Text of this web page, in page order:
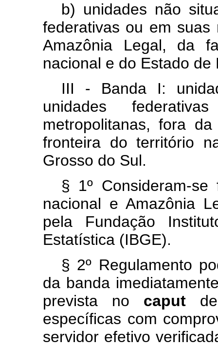
b) unidades não
federativas ou em suas
Amazônia Legal, da
nacional e do Estado
III - Banda I:
unidades
metropolitanas, fora
fronteira do território
Grosso do Sul.
§ 1º Consideram-
nacional e Amazônia
pela Fundação
Estatística (IBGE).
§ 2º Regulamento
da banda
prevista no caput
específicas com
servidor efetivo